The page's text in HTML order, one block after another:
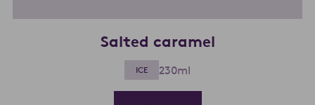
Salted caramel
ICE 230ml